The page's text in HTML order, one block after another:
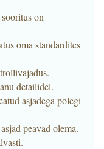
on
oma standardites
detailidel.
asjadega polegi
peavad olema.